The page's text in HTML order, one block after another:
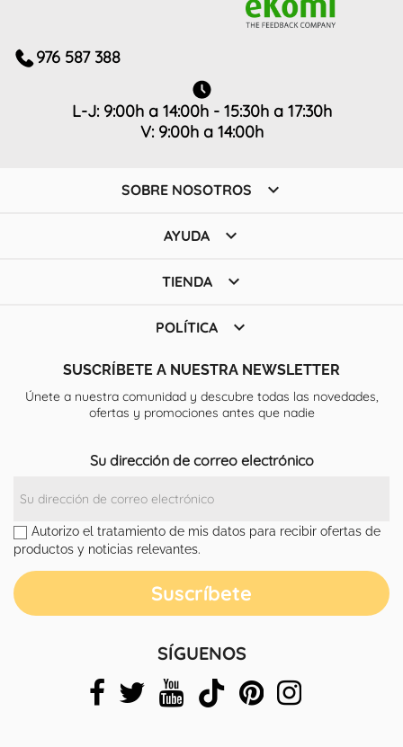
976 587 388
L-J: 9:00h a 14:00h - 15:30h a 17:30h
V: 9:00h a 14:00h
SOBRE NOSOTROS 
AYUDA 
TIENDA 
POLÍTICA 
SUSCRÍBETE A NUESTRA NEWSLETTER
Únete a nuestra comunidad y descubre todas las novedades,
ofertas y promociones antes que nadie
Su dirección de correo electrónico
Autorizo el tratamiento de mis datos para recibir ofertas de
productos y noticias relevantes.
SÍGUENOS